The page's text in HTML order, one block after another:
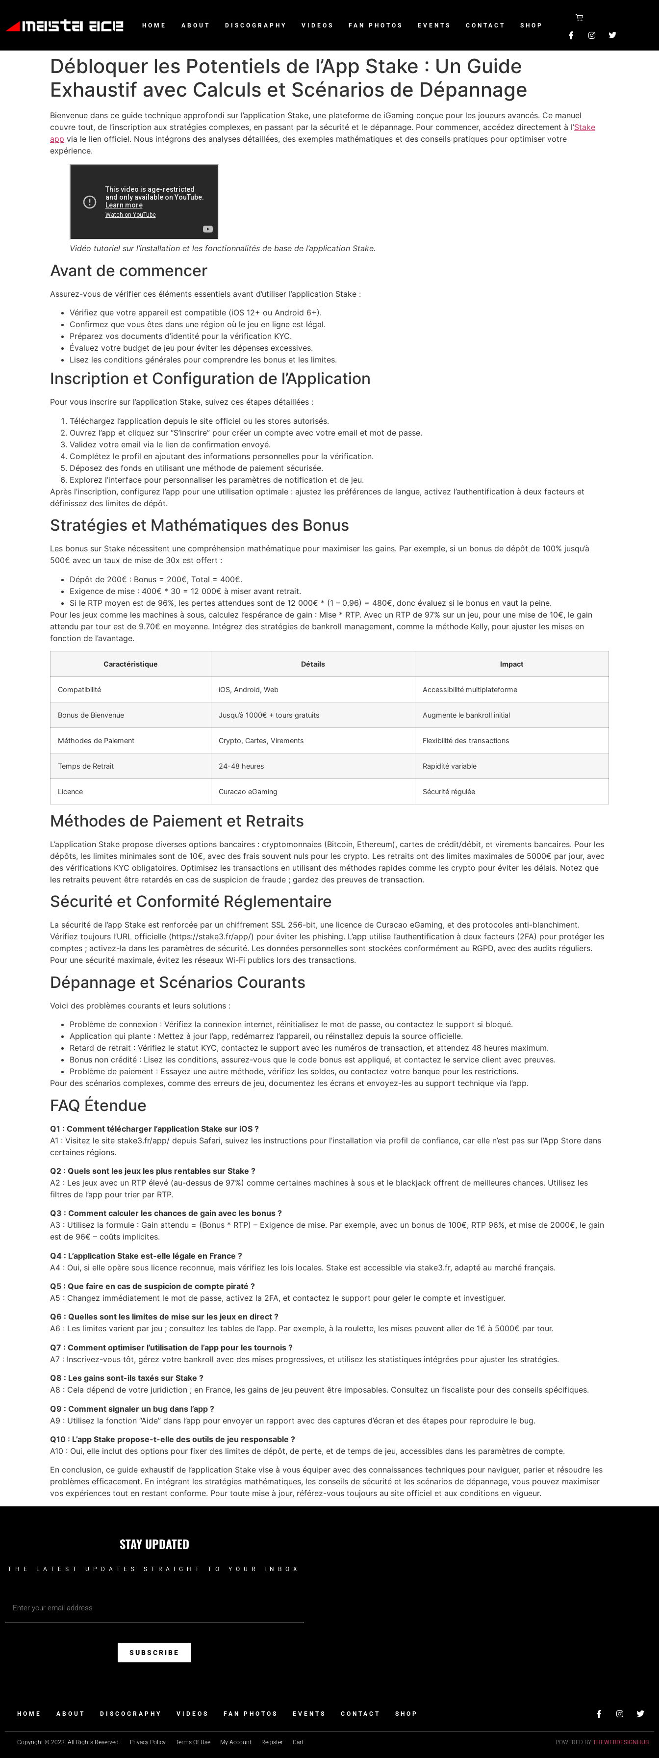
HOME ABOUT DISCOGRAPHY VIDEOS FAN PHOTOS EVENTS CONTACT SHOP
Débloquer les Potentiels de l’App Stake : Un Guide
Exhaustif avec Calculs et Scénarios de Dépannage
Bienvenue dans ce guide technique approfondi sur l’application Stake, une plateforme de iGaming conçue pour les joueurs avancés. Ce manuel
couvre tout, de l’inscription aux stratégies complexes, en passant par la sécurité et le dépannage. Pour commencer, accédez directement à l’Stake
app via le lien officiel. Nous intégrons des analyses détaillées, des exemples mathématiques et des conseils pratiques pour optimiser votre
expérience.
Vidéo tutoriel sur l’installation et les fonctionnalités de base de l’application Stake.
Avant de commencer
Assurez-vous de vérifier ces éléments essentiels avant d’utiliser l’application Stake :
Vérifiez que votre appareil est compatible (iOS 12+ ou Android 6+).
Confirmez que vous êtes dans une région où le jeu en ligne est légal.
Préparez vos documents d’identité pour la vérification KYC.
Évaluez votre budget de jeu pour éviter les dépenses excessives.
Lisez les conditions générales pour comprendre les bonus et les limites.
Inscription et Configuration de l’Application
Pour vous inscrire sur l’application Stake, suivez ces étapes détaillées :
Téléchargez l’application depuis le site officiel ou les stores autorisés.
Ouvrez l’app et cliquez sur “S’inscrire” pour créer un compte avec votre email et mot de passe.
Validez votre email via le lien de confirmation envoyé.
Complétez le profil en ajoutant des informations personnelles pour la vérification.
Déposez des fonds en utilisant une méthode de paiement sécurisée.
Explorez l’interface pour personnaliser les paramètres de notification et de jeu.
Après l’inscription, configurez l’app pour une utilisation optimale : ajustez les préférences de langue, activez l’authentification à deux facteurs et
définissez des limites de dépôt.
Stratégies et Mathématiques des Bonus
Les bonus sur Stake nécessitent une compréhension mathématique pour maximiser les gains. Par exemple, si un bonus de dépôt de 100% jusqu’à
500€ avec un taux de mise de 30x est offert :
Dépôt de 200€ : Bonus = 200€, Total = 400€.
Exigence de mise : 400€ * 30 = 12 000€ à miser avant retrait.
Si le RTP moyen est de 96%, les pertes attendues sont de 12 000€ * (1 – 0.96) = 480€, donc évaluez si le bonus en vaut la peine.
Pour les jeux comme les machines à sous, calculez l’espérance de gain : Mise * RTP. Avec un RTP de 97% sur un jeu, pour une mise de 10€, le gain
attendu par tour est de 9.70€ en moyenne. Intégrez des stratégies de bankroll management, comme la méthode Kelly, pour ajuster les mises en
fonction de l’avantage.
Caractéristique Détails Impact
Compatibilité iOS, Android, Web Accessibilité multiplateforme
Bonus de Bienvenue Jusqu’à 1000€ + tours gratuits Augmente le bankroll initial
Méthodes de Paiement Crypto, Cartes, Virements Flexibilité des transactions
Temps de Retrait 24-48 heures Rapidité variable
Licence Curacao eGaming Sécurité régulée
Méthodes de Paiement et Retraits
L’application Stake propose diverses options bancaires : cryptomonnaies (Bitcoin, Ethereum), cartes de crédit/débit, et virements bancaires. Pour les
dépôts, les limites minimales sont de 10€, avec des frais souvent nuls pour les crypto. Les retraits ont des limites maximales de 5000€ par jour, avec
des vérifications KYC obligatoires. Optimisez les transactions en utilisant des méthodes rapides comme les crypto pour éviter les délais. Notez que
les retraits peuvent être retardés en cas de suspicion de fraude ; gardez des preuves de transaction.
Sécurité et Conformité Réglementaire
La sécurité de l’app Stake est renforcée par un chiffrement SSL 256-bit, une licence de Curacao eGaming, et des protocoles anti-blanchiment.
Vérifiez toujours l’URL officielle (https://stake3.fr/app/) pour éviter les phishing. L’app utilise l’authentification à deux facteurs (2FA) pour protéger les
comptes ; activez-la dans les paramètres de sécurité. Les données personnelles sont stockées conformément au RGPD, avec des audits réguliers.
Pour une sécurité maximale, évitez les réseaux Wi-Fi publics lors des transactions.
Dépannage et Scénarios Courants
Voici des problèmes courants et leurs solutions :
Problème de connexion : Vérifiez la connexion internet, réinitialisez le mot de passe, ou contactez le support si bloqué.
Application qui plante : Mettez à jour l’app, redémarrez l’appareil, ou réinstallez depuis la source officielle.
Retard de retrait : Vérifiez le statut KYC, contactez le support avec les numéros de transaction, et attendez 48 heures maximum.
Bonus non crédité : Lisez les conditions, assurez-vous que le code bonus est appliqué, et contactez le service client avec preuves.
Problème de paiement : Essayez une autre méthode, vérifiez les soldes, ou contactez votre banque pour les restrictions.
Pour des scénarios complexes, comme des erreurs de jeu, documentez les écrans et envoyez-les au support technique via l’app.
FAQ Étendue
Q1 : Comment télécharger l’application Stake sur iOS ?
A1 : Visitez le site stake3.fr/app/ depuis Safari, suivez les instructions pour l’installation via profil de confiance, car elle n’est pas sur l’App Store dans
certaines régions.
Q2 : Quels sont les jeux les plus rentables sur Stake ?
A2 : Les jeux avec un RTP élevé (au-dessus de 97%) comme certaines machines à sous et le blackjack offrent de meilleures chances. Utilisez les
filtres de l’app pour trier par RTP.
Q3 : Comment calculer les chances de gain avec les bonus ?
A3 : Utilisez la formule : Gain attendu = (Bonus * RTP) – Exigence de mise. Par exemple, avec un bonus de 100€, RTP 96%, et mise de 2000€, le gain
est de 96€ – coûts implicites.
Q4 : L’application Stake est-elle légale en France ?
A4 : Oui, si elle opère sous licence reconnue, mais vérifiez les lois locales. Stake est accessible via stake3.fr, adapté au marché français.
Q5 : Que faire en cas de suspicion de compte piraté ?
A5 : Changez immédiatement le mot de passe, activez la 2FA, et contactez le support pour geler le compte et investiguer.
Q6 : Quelles sont les limites de mise sur les jeux en direct ?
A6 : Les limites varient par jeu ; consultez les tables de l’app. Par exemple, à la roulette, les mises peuvent aller de 1€ à 5000€ par tour.
Q7 : Comment optimiser l’utilisation de l’app pour les tournois ?
A7 : Inscrivez-vous tôt, gérez votre bankroll avec des mises progressives, et utilisez les statistiques intégrées pour ajuster les stratégies.
Q8 : Les gains sont-ils taxés sur Stake ?
A8 : Cela dépend de votre juridiction ; en France, les gains de jeu peuvent être imposables. Consultez un fiscaliste pour des conseils spécifiques.
Q9 : Comment signaler un bug dans l’app ?
A9 : Utilisez la fonction “Aide” dans l’app pour envoyer un rapport avec des captures d’écran et des étapes pour reproduire le bug.
Q10 : L’app Stake propose-t-elle des outils de jeu responsable ?
A10 : Oui, elle inclut des options pour fixer des limites de dépôt, de perte, et de temps de jeu, accessibles dans les paramètres de compte.
En conclusion, ce guide exhaustif de l’application Stake vise à vous équiper avec des connaissances techniques pour naviguer, parier et résoudre les
problèmes efficacement. En intégrant les stratégies mathématiques, les conseils de sécurité et les scénarios de dépannage, vous pouvez maximiser
vos expériences tout en restant conforme. Pour toute mise à jour, référez-vous toujours au site officiel et aux conditions en vigueur.
STAY UPDATED
THE LATEST UPDATES STRAIGHT TO YOUR INBOX
SUBSCRIBE
HOME ABOUT DISCOGRAPHY VIDEOS FAN PHOTOS EVENTS CONTACT SHOP
Copyright © 2023. All Rights Reserved. Privacy Policy Terms Of Use My Account Register Cart POWERED BY THEWEBDESIGNHUB